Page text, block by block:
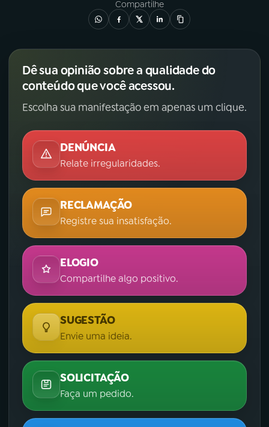
Compartilhe
Dê sua opinião sobre a qualidade do
conteúdo que você acessou.
Escolha sua manifestação em apenas um clique.
DENÚNCIA
Relate irregularidades.
RECLAMAÇÃO
Registre sua insatisfação.
ELOGIO
Compartilhe algo positivo.
SUGESTÃO
Envie uma ideia.
SOLICITAÇÃO
Faça um pedido.